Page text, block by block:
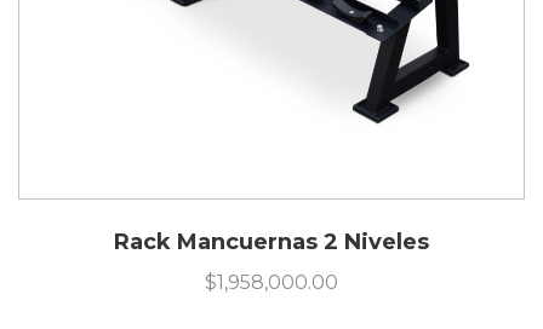
Rack Mancuernas 2 Niveles
$1,958,000.00